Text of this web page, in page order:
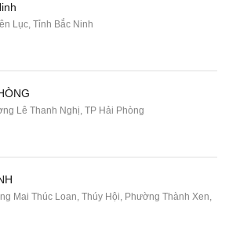
Lục, Tỉnh Bắc Ninh
Lê Thanh Nghị, TP Hải Phòng
Mai Thúc Loan, Thúy Hội, Phường Thành Xen,